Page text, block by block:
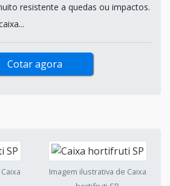
resistente a quedas ou impactos.
Cotar agora
Imagem ilustrativa de Caixa